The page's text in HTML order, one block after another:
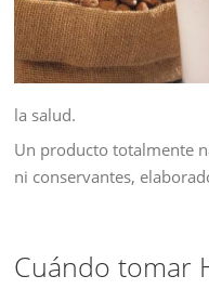
la salud.
Un producto totalmente
ni conservantes,
Cuándo tomar